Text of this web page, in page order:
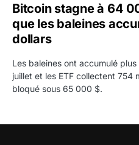
Bitcoin stagne à 64
que les baleines
dollars
Les baleines ont accumulé
juillet et les ETF collectent 754
bloqué sous 65 000 $.